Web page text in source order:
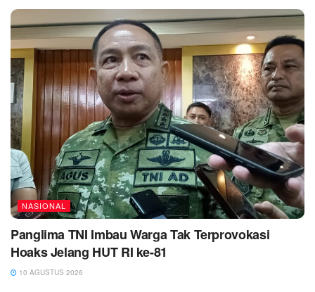
NASIONAL
Panglima TNI Imbau Warga Tak Terprovokasi
Hoaks Jelang HUT RI ke-81
10 AGUSTUS 2026